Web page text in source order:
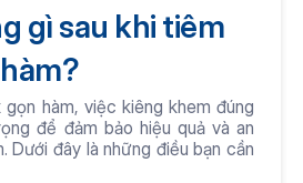
gì sau khi tiêm
hàm, việc kiêng khem đúng
để đảm bảo hiệu quả và an
Dưới đây là những điều bạn cần